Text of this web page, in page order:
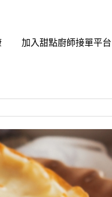
加入甜點廚師接單平台
小計:
密碼